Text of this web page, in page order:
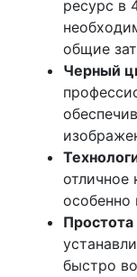
ресурс в
общие
Черный
отличное
особенно
Простота
быстро